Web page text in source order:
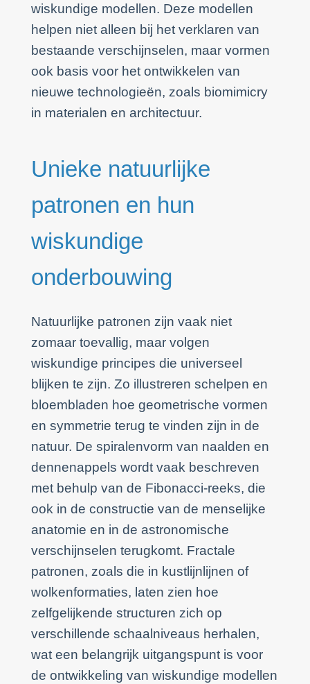
wiskundige modellen. Deze modellen
helpen niet alleen bij het verklaren van
bestaande verschijnselen, maar vormen
ook basis voor het ontwikkelen van
nieuwe technologieën, zoals biomimicry
in materialen en architectuur.
Unieke natuurlijke
patronen en hun
wiskundige
onderbouwing
Natuurlijke patronen zijn vaak niet
zomaar toevallig, maar volgen
wiskundige principes die universeel
blijken te zijn. Zo illustreren schelpen en
bloembladen hoe geometrische vormen
en symmetrie terug te vinden zijn in de
natuur. De spiralenvorm van naalden en
dennenappels wordt vaak beschreven
met behulp van de Fibonacci-reeks, die
ook in de constructie van de menselijke
anatomie en in de astronomische
verschijnselen terugkomt. Fractale
patronen, zoals die in kustlijnlijnen of
wolkenformaties, laten zien hoe
zelfgelijkende structuren zich op
verschillende schaalniveaus herhalen,
wat een belangrijk uitgangspunt is voor
de ontwikkeling van wiskundige modellen